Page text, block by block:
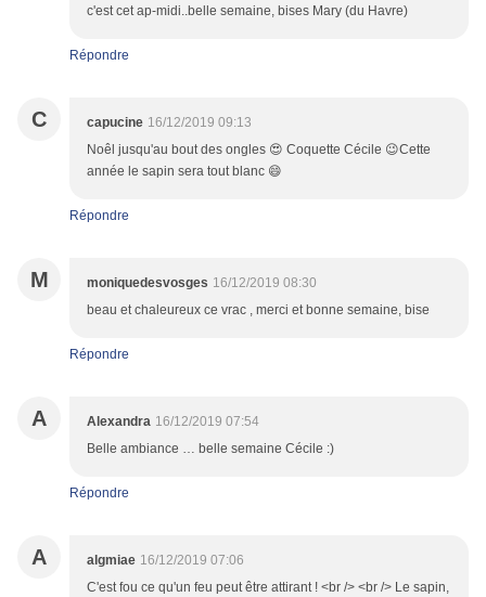
c'est cet ap-midi..belle semaine, bises Mary (du Havre)
Répondre
C capucine 16/12/2019 09:13
Noêl jusqu'au bout des ongles 😍 Coquette Cécile 😉Cette
année le sapin sera tout blanc 😄
Répondre
M moniquedesvosges 16/12/2019 08:30
beau et chaleureux ce vrac , merci et bonne semaine, bise
Répondre
A Alexandra 16/12/2019 07:54
Belle ambiance … belle semaine Cécile :)
Répondre
A algmiae 16/12/2019 07:06
C'est fou ce qu'un feu peut être attirant ! <br /> <br /> Le sapin,